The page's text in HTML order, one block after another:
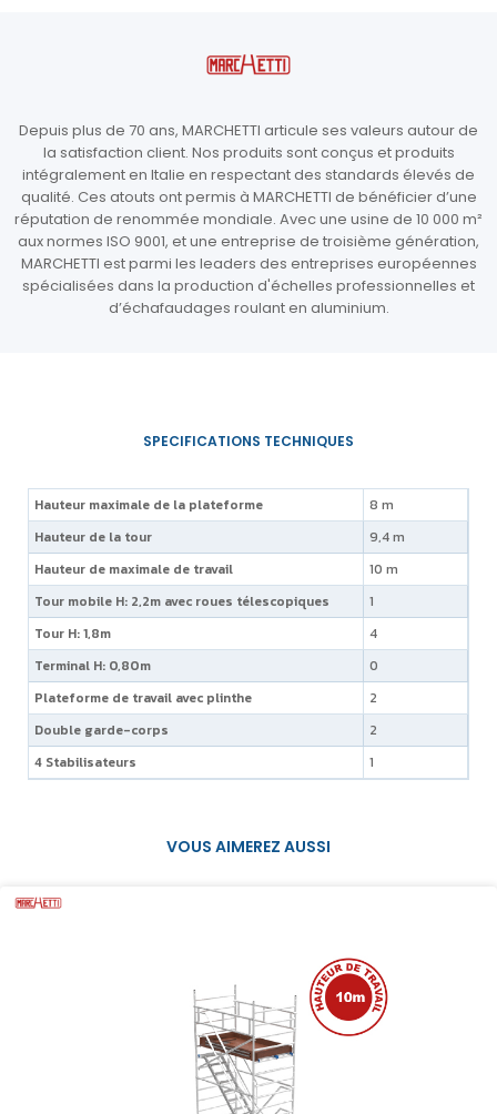
Hauteur maximale de la plateforme
8 m
Hauteur de la tour
9,4 m
Hauteur de maximale de travail
10 m
Tour mobile H: 2,2m avec roues télescopiques
1
Tour H: 1,8m
4
Terminal H: 0,80m
0
Plateforme de travail avec plinthe
2
Double garde-corps
2
4 Stabilisateurs
1
Depuis plus de 70 ans, MARCHETTI articule ses valeurs autour de
la satisfaction client. Nos produits sont conçus et produits
intégralement en Italie en respectant des standards élevés de
qualité. Ces atouts ont permis à MARCHETTI de bénéficier d’une
réputation de renommée mondiale. Avec une usine de 10 000 m²
aux normes ISO 9001, et une entreprise de troisième génération,
MARCHETTI est parmi les leaders des entreprises européennes
spécialisées dans la production d'échelles professionnelles et
d’échafaudages roulant en aluminium.
VOUS AIMEREZ AUSSI